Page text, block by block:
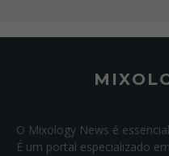
O Mixology News é
É um portal especializado